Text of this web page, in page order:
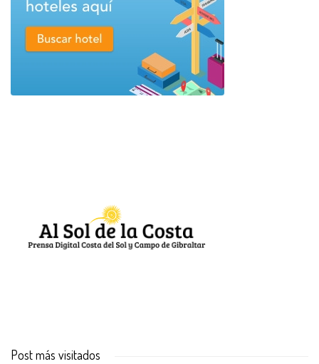
Post más visitados